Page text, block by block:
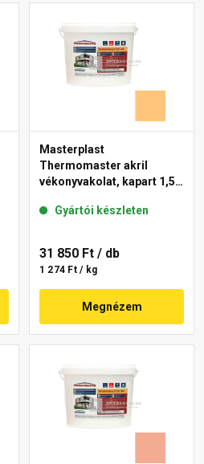
Masterplast
Thermomaster akril
vékonyvakolat, kapart 1,5
Gyártói készleten
31 850 Ft / db
1 274 Ft / kg
Megnézem